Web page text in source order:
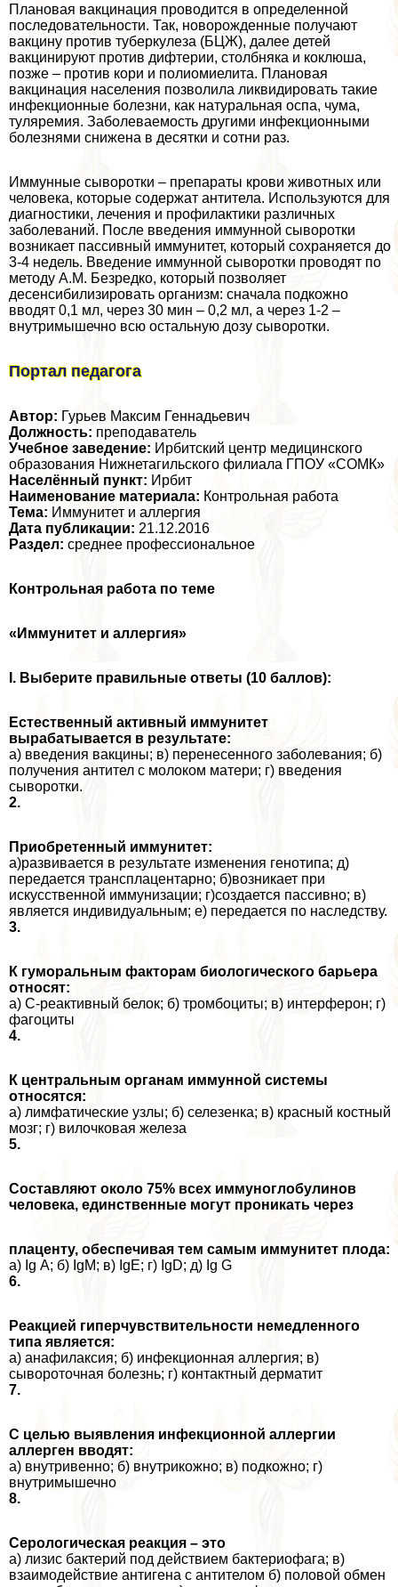
Плановая вакцинация проводится в определенной
последовательности. Так, новорожденные получают
вакцину против туберкулеза (БЦЖ), далее детей
вакцинируют против дифтерии, столбняка и коклюша,
позже – против кори и полиомиелита. Плановая
вакцинация населения позволила ликвидировать такие
инфекционные болезни, как натуральная оспа, чума,
туляремия. Заболеваемость другими инфекционными
болезнями снижена в десятки и сотни раз.
Иммунные сыворотки – препараты крови животных или
человека, которые содержат антитела. Используются для
диагностики, лечения и профилактики различных
заболеваний. После введения иммунной сыворотки
возникает пассивный иммунитет, который сохраняется до
3-4 недель. Введение иммунной сыворотки проводят по
методу А.М. Безредко, который позволяет
десенсибилизировать организм: сначала подкожно
вводят 0,1 мл, через 30 мин – 0,2 мл, а через 1-2 –
внутримышечно всю остальную дозу сыворотки.
Портал педагога
Автор: Гурьев Максим Геннадьевич
Должность: преподаватель
Учебное заведение: Ирбитский центр медицинского
образования Нижнетагильского филиала ГПОУ «СОМК»
Населённый пункт: Ирбит
Наименование материала: Контрольная работа
Тема: Иммунитет и аллергия
Дата публикации: 21.12.2016
Раздел: среднее профессиональное
Контрольная работа по теме
«Иммунитет и аллергия»
I. Выберите правильные ответы (10 баллов):
Естественный активный иммунитет
выpaбатывается в результате:
а) введения вакцины; в) перенесенного заболевания; б)
получения антител с молоком матери; г) введения
сыворотки.
2.
Приобретенный иммунитет:
а)развивается в результате изменения генотипа; д)
передается трaнcплацентарно; б)возникает при
искусственной иммунизации; г)создается пассивно; в)
является индивидуальным; е) передается по наследству.
3.
К гумopaльным факторам биологического барьера
относят:
а) С-реактивный белок; б) тромбоциты; в) интерферон; г)
фагоциты
4.
К центральным органам иммунной системы
относятся:
а) лимфатические узлы; б) селезенка; в) красный костный
мозг; г) вилочковая железа
5.
Составляют около 75% всех иммуноглобулинов
человека, единственные могут проникать через
плаценту, обеспечивая тем самым иммунитет плода:
а) Ig А; б) IgM; в) IgE; г) IgD; д) Ig G
6.
Реакцией гиперчувствительности немедленного
типа является:
а) анафилаксия; б) инфекционная аллергия; в)
сывороточная болезнь; г) контактный дерматит
7.
С целью выявления инфекционной аллергии
аллерген вводят:
а) внутривенно; б) внутрикожно; в) подкожно; г)
внутримышечно
8.
Серологическая реакция – это
а) лизис бактерий под действием бактериофага; в)
взаимодействие антигена с антителом б) пoлoвoй обмен